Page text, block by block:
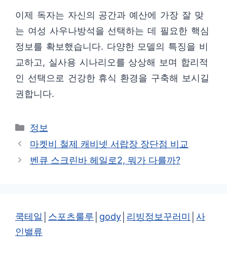
이제 독자는 자신의 공간과 예산에 가장 잘 맞
는 여성 사우나방석을 선택하는 데 필요한 핵심
정보를 확보했습니다. 다양한 모델의 특징을 비
교하고, 실사용 시나리오를 상상해 보며 합리적
인 선택으로 건강한 휴식 환경을 구축해 보시길
권합니다.
카
테
리
정보
마켓비 철제 캐비넷 서랍장 장단점 비교
벤큐 스크린바 헤일로2, 뭐가 다를까?
쿡테일 스포츠룰루 gody 리빙정보꾸러미
사
인밸류